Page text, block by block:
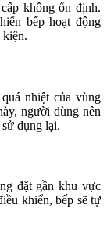
không ổn định.
bếp hoạt động
kiện.
nhiệt của vùng
người dùng nên
dụng lại.
đặt gần khu vực
khiển, bếp sẽ tự